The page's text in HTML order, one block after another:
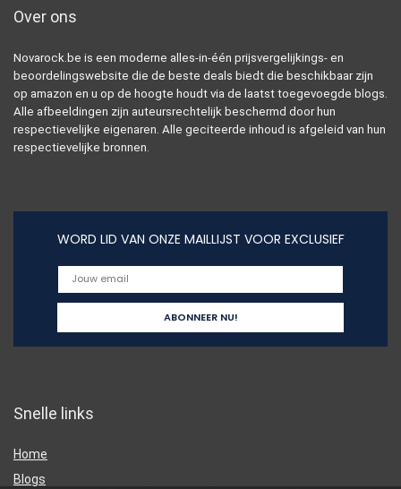
Over ons
Novarock.be is een moderne alles-in-één prijsvergelijkings- en
beoordelingswebsite die de beste deals biedt die beschikbaar zijn
op amazon en u op de hoogte houdt via de laatst toegevoegde blogs.
Alle afbeeldingen zijn auteursrechtelijk beschermd door hun
respectievelijke eigenaren. Alle geciteerde inhoud is afgeleid van hun
respectievelijke bronnen.
WORD LID VAN ONZE MAILLIJST VOOR EXCLUSIEF
Snelle links
Home
Blogs